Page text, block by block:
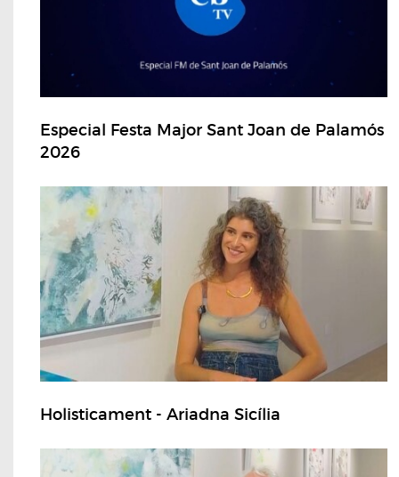
Especial Festa Major Sant Joan de Palamós
2026
Holisticament - Ariadna Sicília